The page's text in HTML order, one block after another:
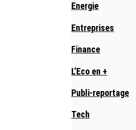
Energie
Entreprises
Finance
L’Eco en +
Publi-reportage
Tech